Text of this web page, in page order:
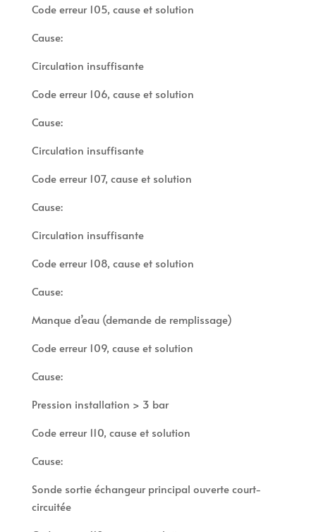
Code erreur 105, cause et solution
Cause:
Circulation insuffisante
Code erreur 106, cause et solution
Cause:
Circulation insuffisante
Code erreur 107, cause et solution
Cause:
Circulation insuffisante
Code erreur 108, cause et solution
Cause:
Manque d’eau (demande de remplissage)
Code erreur 109, cause et solution
Cause:
Pression installation > 3 bar
Code erreur 110, cause et solution
Cause:
Sonde sortie échangeur principal ouverte court-
circuitée